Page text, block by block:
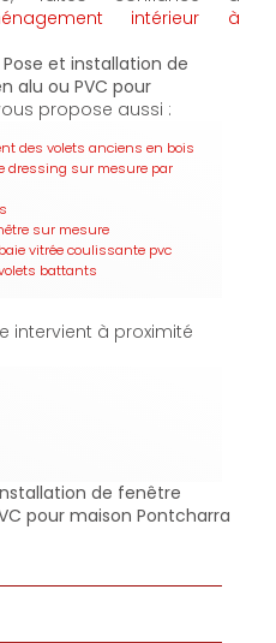
intérieur à
Pose et installation de
alu ou PVC pour
propose aussi :
des volets anciens en bois
dressing sur mesure par
sur mesure
vitrée coulissante pvc
battants
intervient à proximité
de fenêtre
pour maison Pontcharra